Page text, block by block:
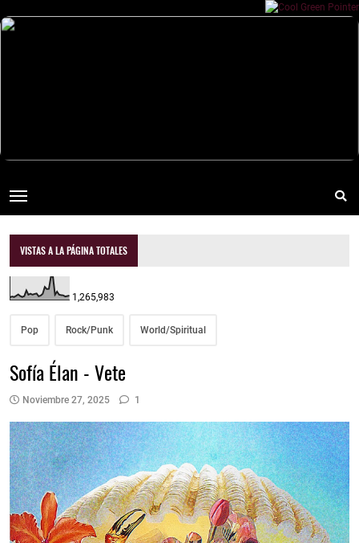
VISTAS A LA PÁGINA TOTALES
1,265,983
Pop Rock/Punk World/Spiritual
Sofía Élan - Vete
Noviembre 27, 2025 1